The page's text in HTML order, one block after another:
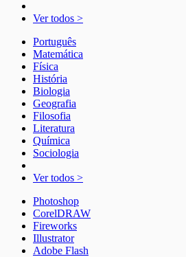
Ver todos >
Português
Matemática
Física
História
Biologia
Geografia
Filosofia
Literatura
Química
Sociologia
Ver todos >
Photoshop
CorelDRAW
Fireworks
Illustrator
Adobe Flash